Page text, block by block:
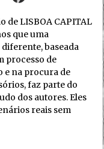
de LISBOA CAPITAL
que uma
baseada
processo de
e na procura de
faz parte do
dos autores. Eles
reais sem